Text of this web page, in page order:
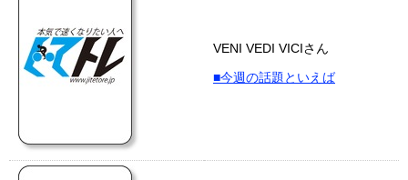
VENI VEDI VICIさん
■今週の話題といえば